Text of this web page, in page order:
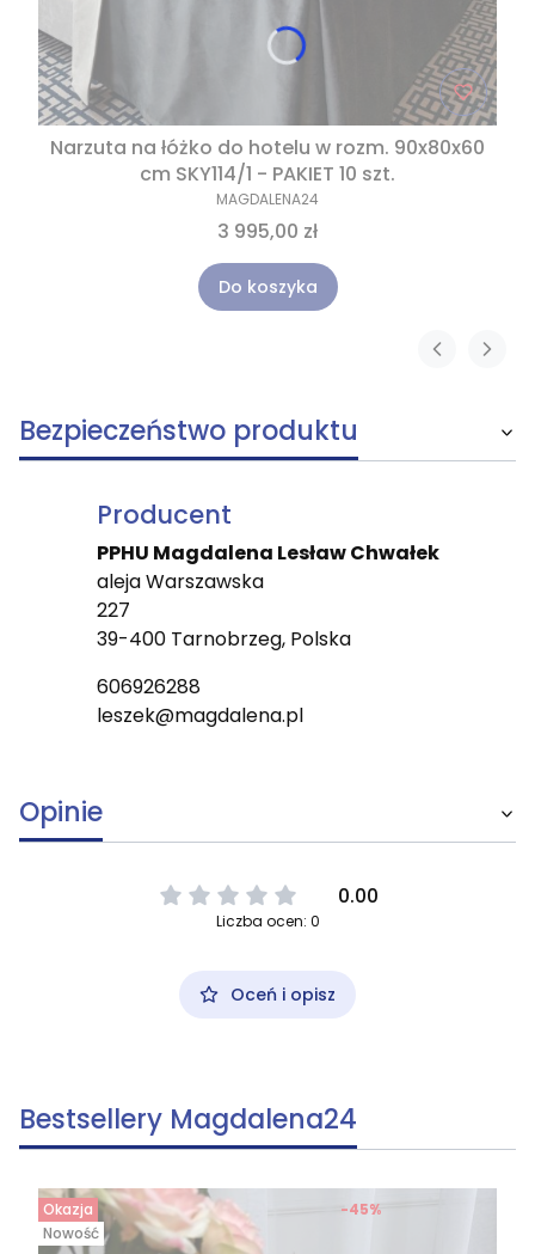
Narzuta na łóżko do hotelu w rozm. 90x80x60
cm SKY114/1 - PAKIET 10 szt.
MAGDALENA24
3 995,00 zł
Do koszyka
Bezpieczeństwo produktu
Producent
PPHU Magdalena Lesław Chwałek
aleja Warszawska
227
39-400 Tarnobrzeg, Polska
606926288
leszek@magdalena.pl
Opinie
0.00
Liczba ocen: 0
Oceń i opisz
Bestsellery Magdalena24
Okazja
Nowość
-45%